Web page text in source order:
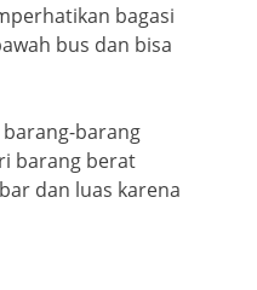
bagasi
bus dan bisa
barang
barang berat
dan luas karena